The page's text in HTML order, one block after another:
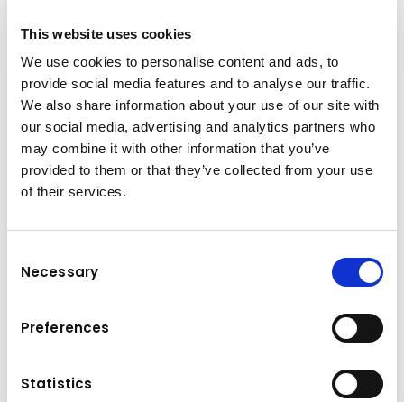
This website uses cookies
We use cookies to personalise content and ads, to
provide social media features and to analyse our traffic.
We also share information about your use of our site with
our social media, advertising and analytics partners who
may combine it with other information that you’ve
provided to them or that they’ve collected from your use
of their services.
Selection
Necessary
Preferences
Statistics